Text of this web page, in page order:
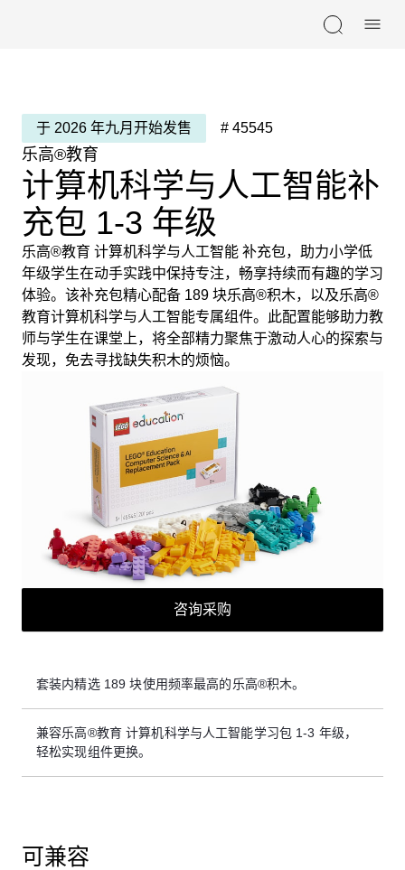
于 2026 年九月开始发售 # 45545
乐高®教育
计算机科学与人工智能补
充包 1-3 年级
乐高®教育 计算机科学与人工智能 补充包，助力小学低
年级学生在动手实践中保持专注，畅享持续而有趣的学习
体验。该补充包精心配备 189 块乐高®积木，以及乐高®
教育计算机科学与人工智能专属组件。此配置能够助力教
师与学生在课堂上，将全部精力聚焦于激动人心的探索与
发现，免去寻找缺失积木的烦恼。
咨询采购
套装内精选 189 块使用频率最高的乐高®积木。
兼容乐高®教育 计算机科学与人工智能学习包 1-3 年级，
轻松实现组件更换。
可兼容